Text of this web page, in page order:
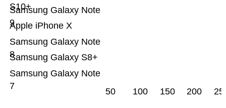
Samsung Galaxy Note
7
Samsung Galaxy S8+
Samsung Galaxy Note
8
Apple iPhone X
Samsung Galaxy Note
9
S10+
50 100 150 200